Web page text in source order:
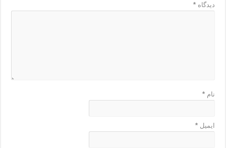
دیدگاه*
نام*
ایمیل*